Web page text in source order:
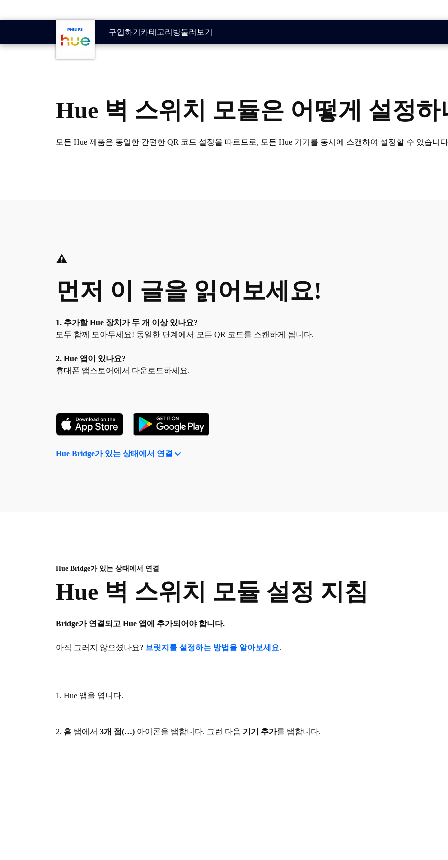
구입하기 카테고리 방둘러보기
Hue 벽 스위치 모듈은 어떻게 설정하
모든 Hue 제품은 동일한 간편한 QR 코드 설정을 따르므로, 모든 Hue 기기를 동시에 스캔하여 설정할 수 있습니
먼저 이 글을 읽어보세요!
1. 추가할 Hue 장치가 두 개 이상 있나요?
모두 함께 모아두세요! 동일한 단계에서 모든 QR 코드를 스캔하게 됩니다.
2. Hue 앱이 있나요?
휴대폰 앱스토어에서 다운로드하세요.
Hue Bridge가 있는 상태에서 연결
Hue Bridge가 있는 상태에서 연결
Hue 벽 스위치 모듈 설정 지침
Bridge가 연결되고 Hue 앱에 추가되어야 합니다.
아직 그러지 않으셨나요? 브릿지를 설정하는 방법을 알아보세요.
1. Hue 앱을 엽니다.
2. 홈 탭에서3개 점(…) 아이콘을 탭합니다. 그런 다음 기기 추가를 탭합니다.